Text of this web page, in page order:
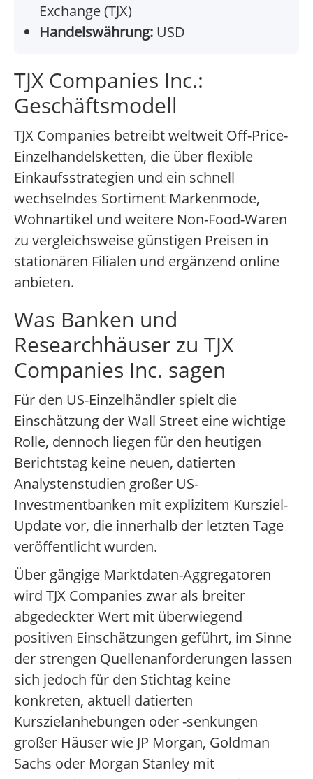
Exchange (TJX)
Handelswährung: USD
TJX Companies Inc.:
Geschäftsmodell
TJX Companies betreibt weltweit Off-Price-
Einzelhandelsketten, die über flexible
Einkaufsstrategien und ein schnell
wechselndes Sortiment Markenmode,
Wohnartikel und weitere Non-Food-Waren
zu vergleichsweise günstigen Preisen in
stationären Filialen und ergänzend online
anbieten.
Was Banken und
Researchhäuser zu TJX
Companies Inc. sagen
Für den US-Einzelhändler spielt die
Einschätzung der Wall Street eine wichtige
Rolle, dennoch liegen für den heutigen
Berichtstag keine neuen, datierten
Analystenstudien großer US-
Investmentbanken mit explizitem Kursziel-
Update vor, die innerhalb der letzten Tage
veröffentlicht wurden.
Über gängige Marktdaten-Aggregatoren
wird TJX Companies zwar als breiter
abgedeckter Wert mit überwiegend
positiven Einschätzungen geführt, im Sinne
der strengen Quellenanforderungen lassen
sich jedoch für den Stichtag keine
konkreten, aktuell datierten
Kurszielanhebungen oder -senkungen
großer Häuser wie JP Morgan, Goldman
Sachs oder Morgan Stanley mit